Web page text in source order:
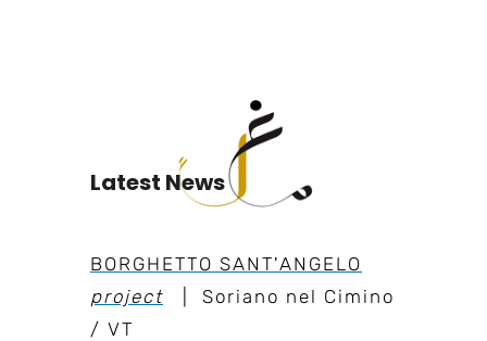
Latest News
BORGHETTO SANT'ANGELO
project | Soriano nel Cimino
/ VT